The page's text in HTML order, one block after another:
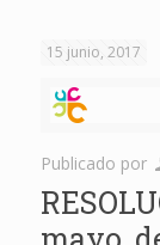
15 junio, 2017
Publicado por